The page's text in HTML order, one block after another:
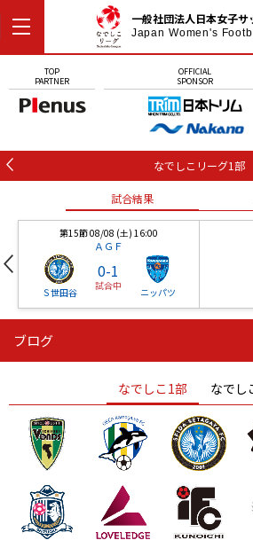
一般社団法人日本女子サ
Japan Women's
TOP
PARTNER
OFFICIAL
SPONSOR
なでしこリーグ1部
試合結果
第15節 08/08 (土) 16:00
ＡＧＦ
Ｓ世田谷
0-1
試合中
ニッパツ
ニッパツ
ニッパツ 名古屋 静岡
ブログ
なでしこ1部 なでし